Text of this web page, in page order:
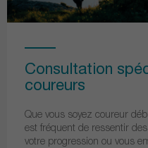
Consultation
coureurs
Que vous soyez coureur
est fréquent de ressentir
votre progression ou vous